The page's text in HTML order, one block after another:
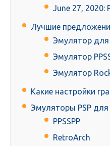
June 27, 2020:
Лучшие
Эмулятор для
Эмулятор
Эмулятор
Какие настройки
Эмуляторы PSP
PPSSPP
RetroArch